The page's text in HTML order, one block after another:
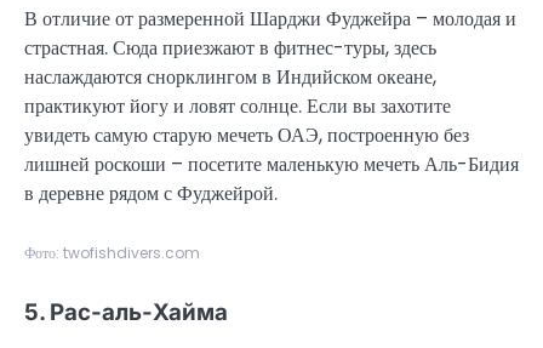
В отличие от размеренной Шарджи Фуджейра – молодая и
страстная. Сюда приезжают в фитнес-туры, здесь
наслаждаются снорклингом в Индийском океане,
практикуют йогу и ловят солнце. Если вы захотите
увидеть самую старую мечеть ОАЭ, построенную без
лишней роскоши – посетите маленькую мечеть Аль-Бидия
в деревне рядом с Фуджейрой.
Фото: twofishdivers.com
5. Рас-аль-Хайма